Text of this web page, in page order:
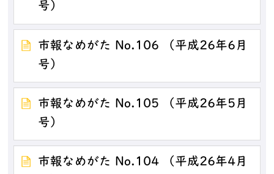
号）
市報なめがた No.106 （平成26年6月
号）
市報なめがた No.105 （平成26年5月
号）
市報なめがた No.104 （平成26年4月